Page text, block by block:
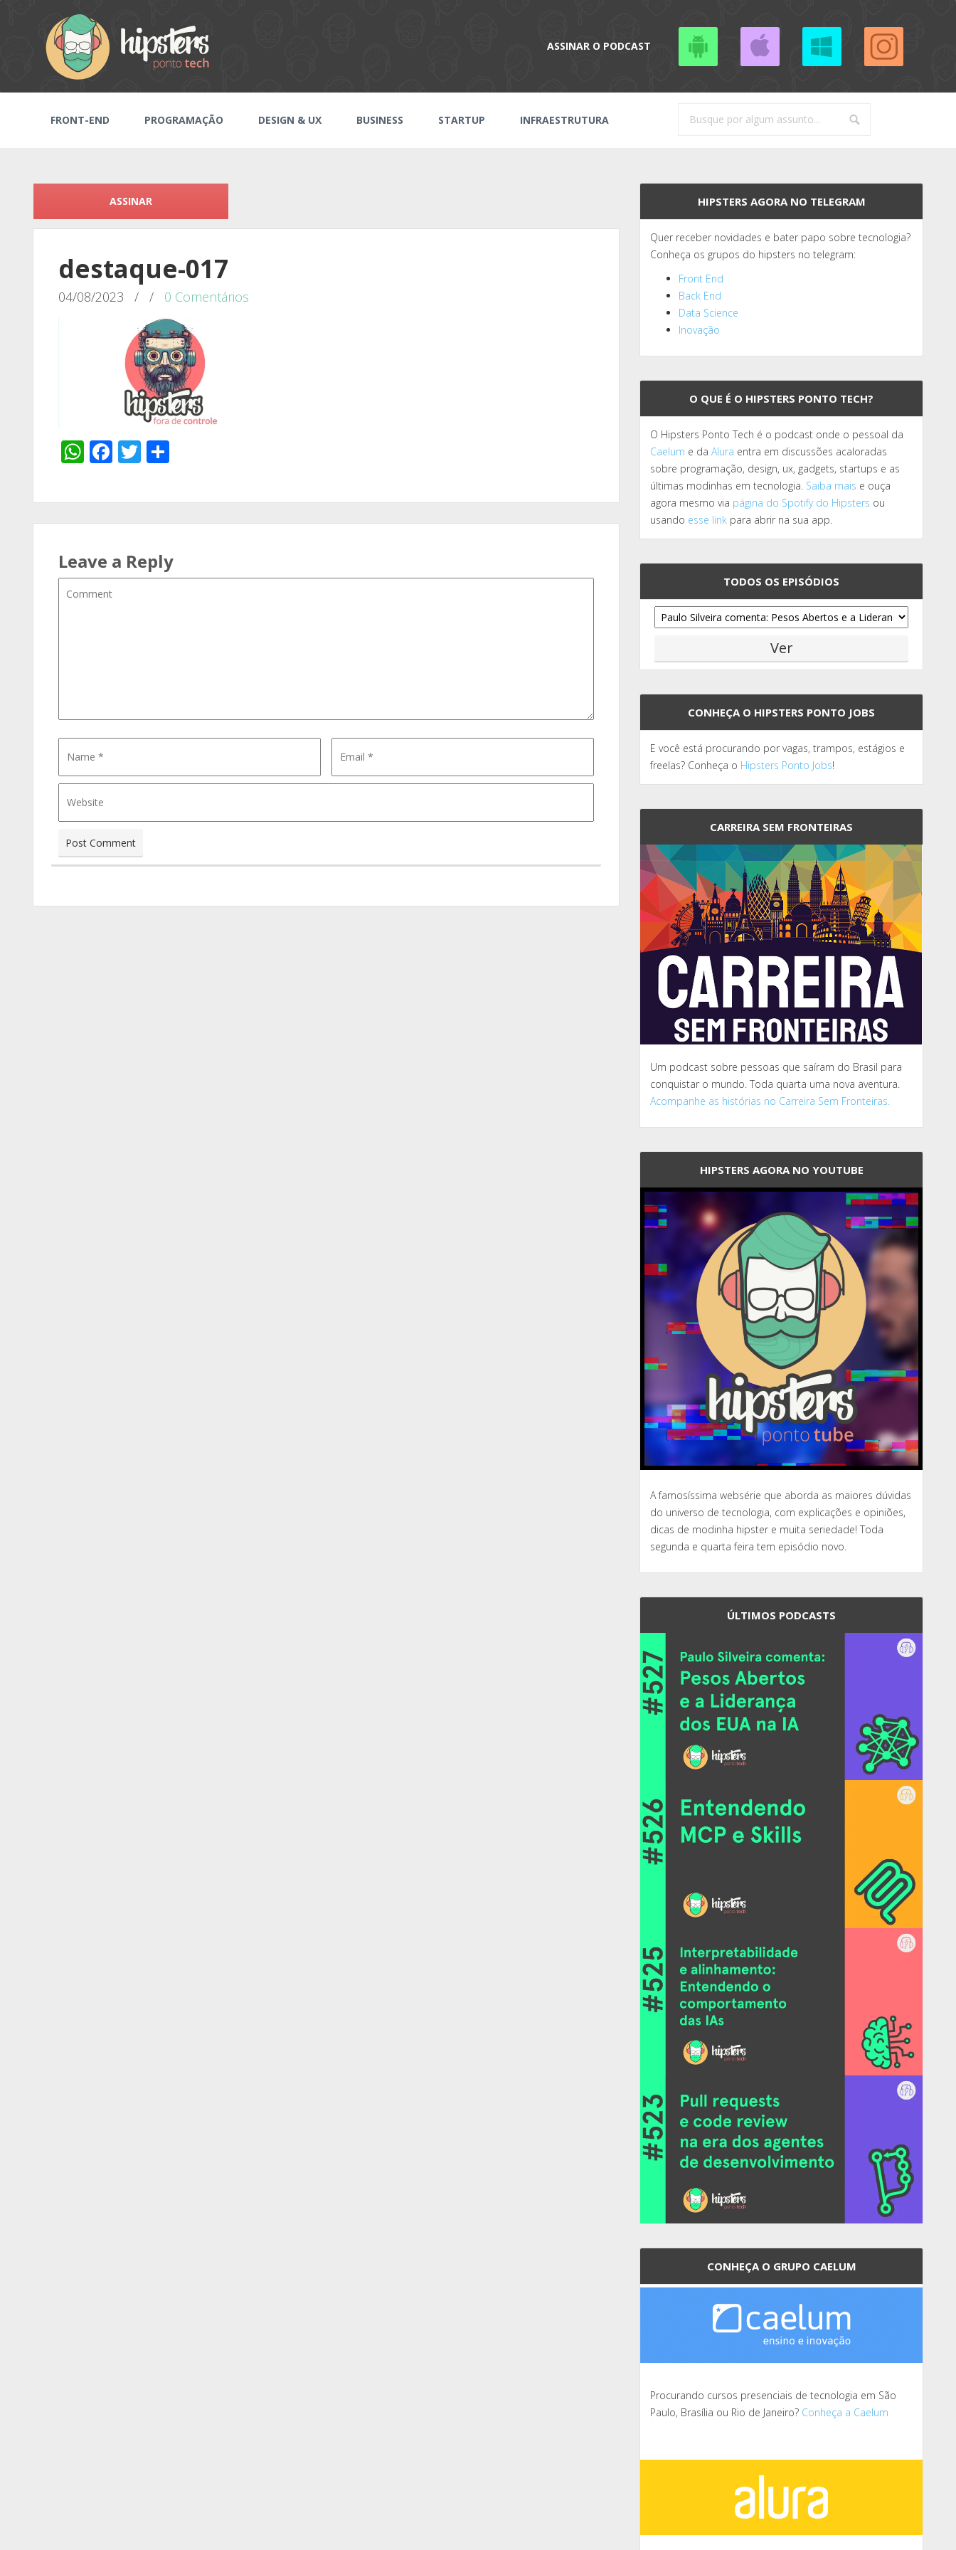
ASSINAR O PODCAST
FRONT-END PROGRAMAÇÃO DESIGN & UX BUSINESS STARTUP INFRAESTRUTURA
ASSINAR
destaque-017
04/08/2023 / / 0 Comentários
WhatsApp
Facebook
Twitter
Leave a Reply
HIPSTERS AGORA NO TELEGRAM
Quer receber novidades e bater papo sobre tecnologia?
Conheça os grupos do hipsters no telegram:
Front End
Back End
Data Science
Inovação
O QUE É O HIPSTERS PONTO TECH?
O Hipsters Ponto Tech é o podcast onde o pessoal da
Caelum e daAlura entra em discussões acaloradas
sobre programação, design, ux, gadgets, startups e as
últimas modinhas em tecnologia. Saiba mais e ouça
agora mesmo via página do Spotify do Hipsters ou
usando esse link para abrir na sua app.
TODOS OS EPISÓDIOS
CONHEÇA O HIPSTERS PONTO JOBS
E você está procurando por vagas, trampos, estágios e
freelas? Conheça o Hipsters Ponto Jobs!
CARREIRA SEM FRONTEIRAS
Um podcast sobre pessoas que saíram do Brasil para
conquistar o mundo. Toda quarta uma nova aventura.
Acompanhe as histórias no Carreira Sem Fronteiras.
HIPSTERS AGORA NO YOUTUBE
A famosíssima websérie que aborda as maiores dúvidas
do universo de tecnologia, com explicações e opiniões,
dicas de modinha hipster e muita seriedade! Toda
segunda e quarta feira tem episódio novo.
ÚLTIMOS PODCASTS
CONHEÇA O GRUPO CAELUM
Procurando cursos presenciais de tecnologia em São
Paulo, Brasília ou Rio de Janeiro? Conheça a Caelum